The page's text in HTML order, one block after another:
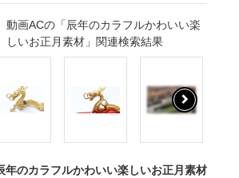
動画ACの「辰年のカラフルかわいい楽
しいお正月素材」関連検索結果
年のカラフルかわいい楽しいお正月素材